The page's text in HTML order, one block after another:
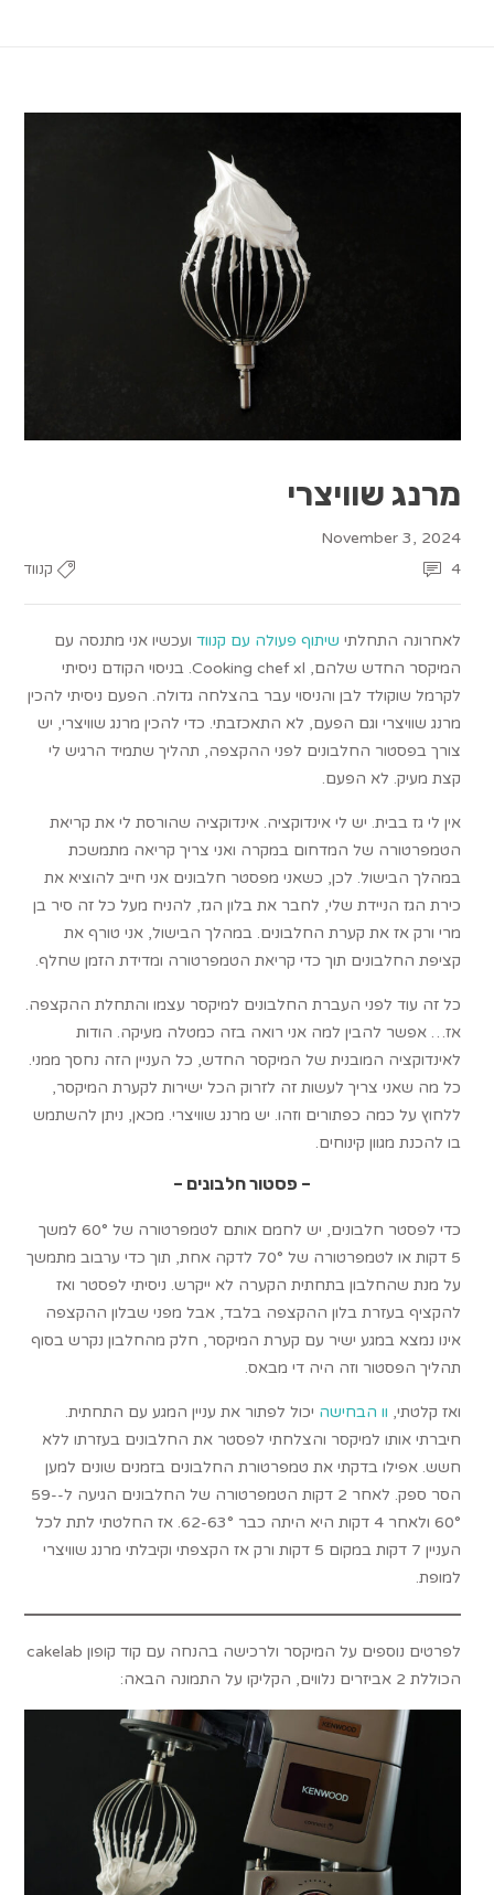
מרנג שוויצרי
November 3, 2024
קנווד 4
לאחרונה התחלתי שיתוף פעולה עם קנווד ועכשיו אני מתנסה עם
המיקסר החדש שלהם, Cooking chef xl. בניסוי הקודם ניסיתי
לקרמל שוקולד לבן והניסוי עבר בהצלחה גדולה. הפעם ניסיתי להכין
מרנג שוויצרי וגם הפעם, לא התאכזבתי. כדי להכין מרנג שוויצרי, יש
צורך בפסטור החלבונים לפני ההקצפה, תהליך שתמיד הרגיש לי
קצת מעיק. לא הפעם.
אין לי גז בבית. יש לי אינדוקציה. אינדוקציה שהורסת לי את קריאת
הטמפרטורה של המדחום במקרה ואני צריך קריאה מתמשכת
במהלך הבישול. לכן, כשאני מפסטר חלבונים אני חייב להוציא את
כירת הגז הניידת שלי, לחבר את בלון הגז, להניח מעל כל זה סיר בן
מרי ורק אז את קערת החלבונים. במהלך הבישול, אני טורף את
קציפת החלבונים תוך כדי קריאת הטמפרטורה ומדידת הזמן שחלף.
כל זה עוד לפני העברת החלבונים למיקסר עצמו והתחלת ההקצפה.
אז… אפשר להבין למה אני רואה בזה כמטלה מעיקה. הודות
לאינדוקציה המובנית של המיקסר החדש, כל העניין הזה נחסך ממני.
כל מה שאני צריך לעשות זה לזרוק הכל ישירות לקערת המיקסר,
ללחוץ על כמה כפתורים וזהו. יש מרנג שוויצרי. מכאן, ניתן להשתמש
בו להכנת מגוון קינוחים.
– פסטור חלבונים –
כדי לפסטר חלבונים, יש לחמם אותם לטמפרטורה של 60° למשך
5 דקות או לטמפרטורה של 70° לדקה אחת, תוך כדי ערבוב מתמשך
על מנת שהחלבון בתחתית הקערה לא ייקרש. ניסיתי לפסטר ואז
להקציף בעזרת בלון ההקצפה בלבד, אבל מפני שבלון ההקצפה
אינו נמצא במגע ישיר עם קערת המיקסר, חלק מהחלבון נקרש בסוף
תהליך הפסטור וזה היה די מבאס.
ואז קלטתי, וו הבחישה יכול לפתור את עניין המגע עם התחתית.
חיברתי אותו למיקסר והצלחתי לפסטר את החלבונים בעזרתו ללא
חשש. אפילו בדקתי את טמפרטורת החלבונים בזמנים שונים למען
הסר ספק. לאחר 2 דקות הטמפרטורה של החלבונים הגיעה ל-59-
60° ולאחר 4 דקות היא היתה כבר 62-63°. אז החלטתי לתת לכל
העניין 7 דקות במקום 5 דקות ורק אז הקצפתי וקיבלתי מרנג שוויצרי
למופת.
לפרטים נוספים על המיקסר ולרכישה בהנחה עם קוד קופון cakelab
הכוללת 2 אביזרים נלווים, הקליקו על התמונה הבאה: